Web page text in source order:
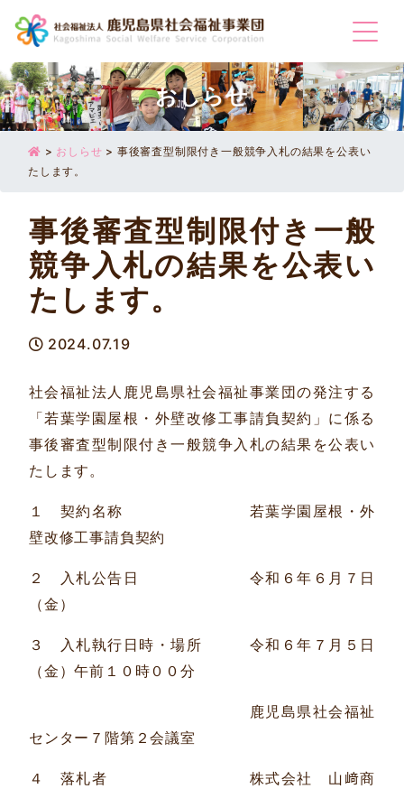
おしらせ
> おしらせ > 事後審査型制限付き一般競争入札の結果を公表い
たします。
事後審査型制限付き一般
競争入札の結果を公表い
たします。
2024.07.19
社会福祉法人鹿児島県社会福祉事業団の発注する
「若葉学園屋根・外壁改修工事請負契約」に係る
事後審査型制限付き一般競争入札の結果を公表い
たします。
１ 契約名称 若葉学園屋根・外
壁改修工事請負契約
２ 入札公告日 令和６年６月７日
（金）
３ 入札執行日時・場所 令和６年７月５日
（金）午前１０時００分
鹿児島県社会福祉
センター７階第２会議室
４ 落札者 株式会社 山﨑商